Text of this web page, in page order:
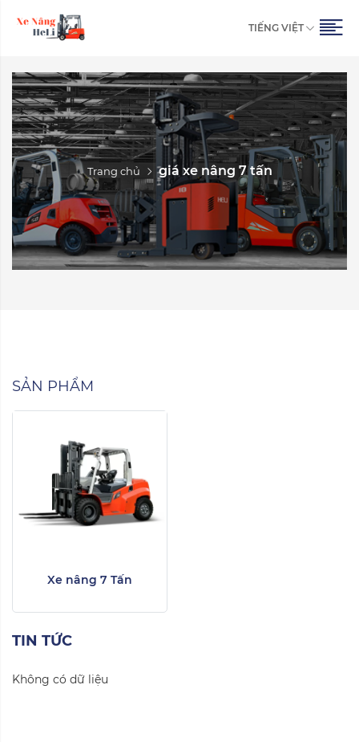
TIẾNG VIỆT
Trang chủ giá xe nâng 7 tấn
SẢN PHẨM
Xe nâng 7 Tấn
TIN TỨC
Không có dữ liệu